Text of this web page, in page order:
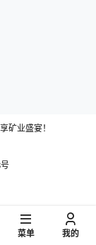
矿业盛宴！
菜单 我的